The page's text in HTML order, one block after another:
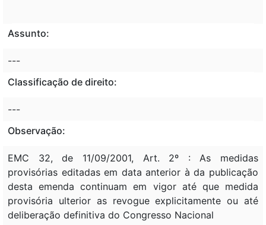
Assunto:
---
Classificação de direito:
---
Observação:
EMC 32, de 11/09/2001, Art. 2º : As medidas
provisórias editadas em data anterior à da publicação
desta emenda continuam em vigor até que medida
provisória ulterior as revogue explicitamente ou até
deliberação definitiva do Congresso Nacional